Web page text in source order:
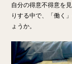
自分の得意不得意を
りする中で、「働く
ょうか。